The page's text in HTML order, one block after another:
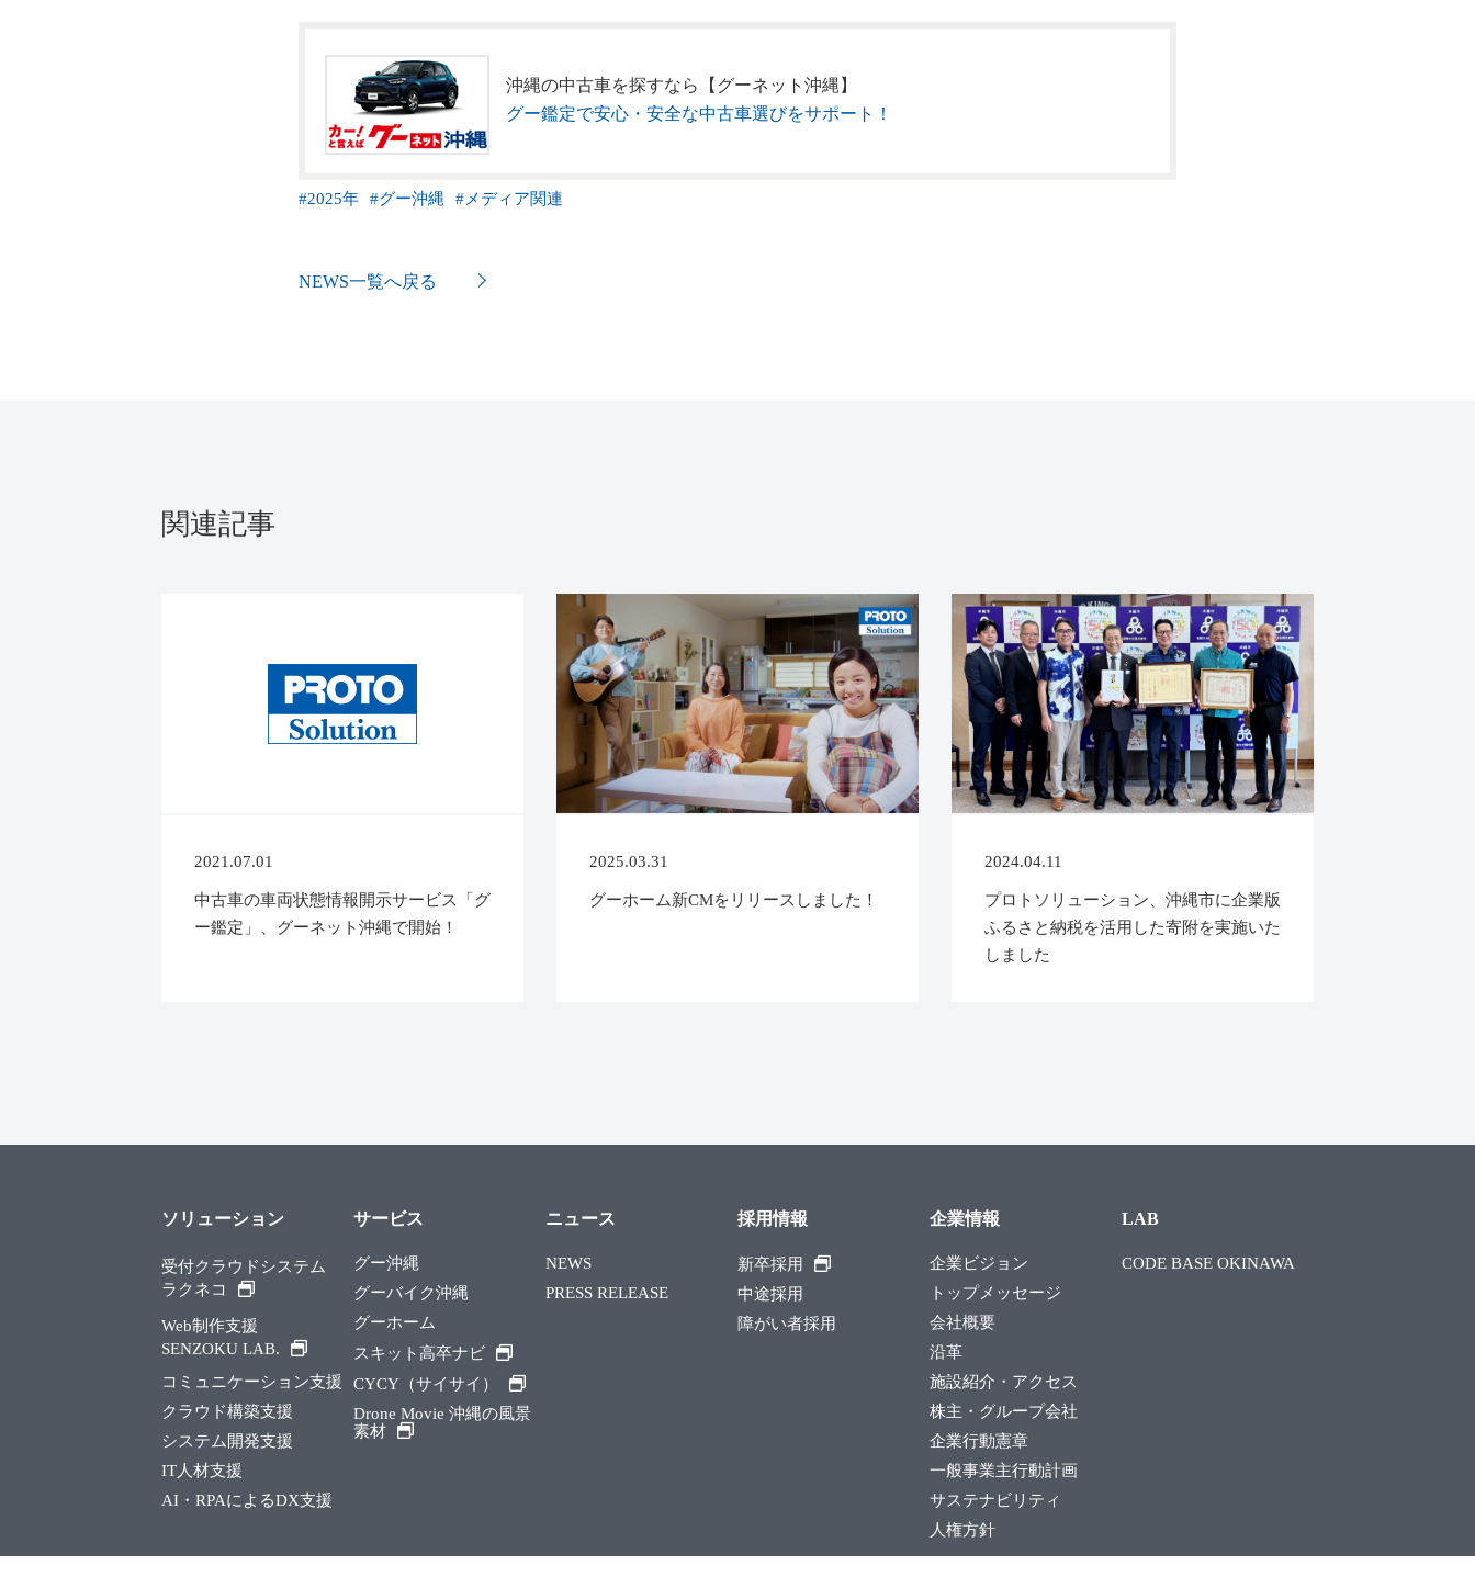
沖縄の中古車を探すなら【グーネット沖縄】
グー鑑定で安心・安全な中古車選びをサポート！
#2025年 #グー沖縄 # メディア関連
NEWS一覧へ戻る
関連記事
2021.07.01
中古車の車両状態情報開示サービス「グ
ー鑑定」、グーネット沖縄で開始！
2025.03.31
グーホーム新CMをリリースしました！
2024.04.11
プロトソリューション、沖縄市に企業版
ふるさと納税を活用した寄附を実施いた
しました
ソリューション
受付クラウドシステム
ラクネコ
Web制作支援
SENZOKU LAB.
コミュニケーション支援
クラウド構築支援
システム開発支援
IT人材支援
AI・RPAによるDX支援
サービス
グー沖縄
グーバイク沖縄
グーホーム
スキット高卒ナビ
CYCY（サイサイ）
Drone Movie 沖縄の風景
素材
ニュース
NEWS
PRESS RELEASE
採用情報
新卒採用
中途採用
障がい者採用
企業情報
企業ビジョン
トップメッセージ
会社概要
沿革
施設紹介・アクセス
株主・グループ会社
企業行動憲章
一般事業主行動計画
サステナビリティ
人権方針
LAB
CODE BASE OKINAWA